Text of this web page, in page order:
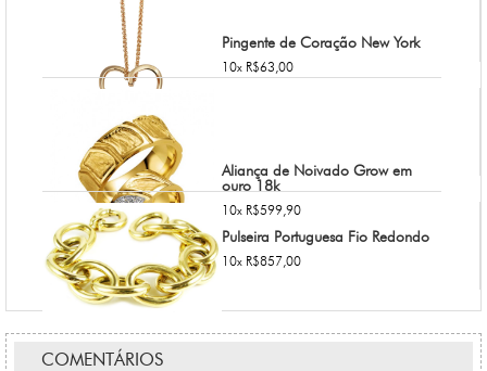
Pingente de Coração New York
10x R$63,00
Aliança de Noivado Grow em
ouro 18k
10x R$599,90
Pulseira Portuguesa Fio Redondo
10x R$857,00
COMENTÁRIOS